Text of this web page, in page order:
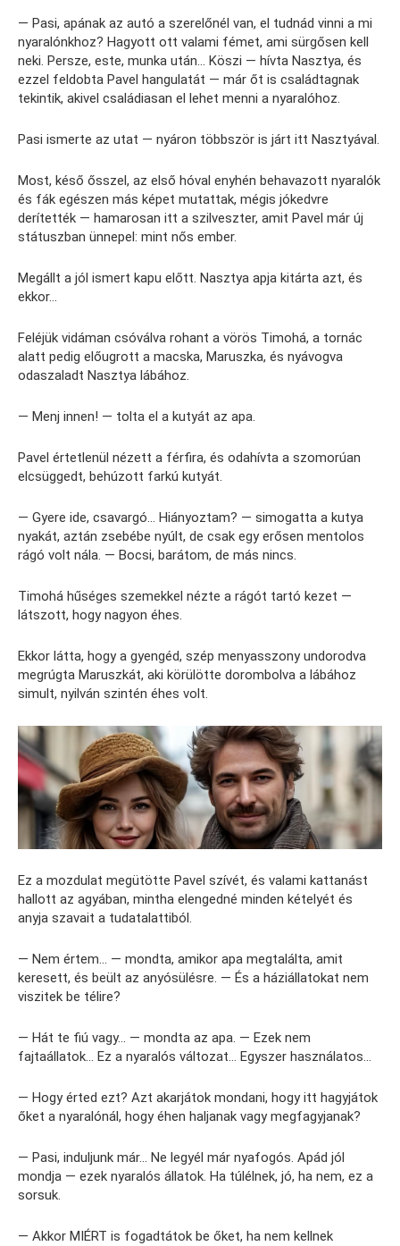
— Pasi, apának az autó a szerelőnél van, el tudnád vinni a mi
nyaralónkhoz? Hagyott ott valami fémet, ami sürgősen kell
neki. Persze, este, munka után… Köszi — hívta Nasztya, és
ezzel feldobta Pavel hangulatát — már őt is családtagnak
tekintik, akivel családiasan el lehet menni a nyaralóhoz.
Pasi ismerte az utat — nyáron többször is járt itt Nasztyával.
Most, késő ősszel, az első hóval enyhén behavazott nyaralók
és fák egészen más képet mutattak, mégis jókedvre
derítették — hamarosan itt a szilveszter, amit Pavel már új
státuszban ünnepel: mint nős ember.
Megállt a jól ismert kapu előtt. Nasztya apja kitárta azt, és
ekkor…
Feléjük vidáman csóválva rohant a vörös Timohá, a tornác
alatt pedig előugrott a macska, Maruszka, és nyávogva
odaszaladt Nasztya lábához.
— Menj innen! — tolta el a kutyát az apa.
Pavel értetlenül nézett a férfira, és odahívta a szomorúan
elcsüggedt, behúzott farkú kutyát.
— Gyere ide, csavargó… Hiányoztam? — simogatta a kutya
nyakát, aztán zsebébe nyúlt, de csak egy erősen mentolos
rágó volt nála. — Bocsi, barátom, de más nincs.
Timohá hűséges szemekkel nézte a rágót tartó kezet —
látszott, hogy nagyon éhes.
Ekkor látta, hogy a gyengéd, szép menyasszony undorodva
megrúgta Maruszkát, aki körülötte dorombolva a lábához
simult, nyilván szintén éhes volt.
Ez a mozdulat megütötte Pavel szívét, és valami kattanást
hallott az agyában, mintha elengedné minden kételyét és
anyja szavait a tudatalattiból.
— Nem értem… — mondta, amikor apa megtalálta, amit
keresett, és beült az anyósülésre. — És a háziállatokat nem
viszitek be télire?
— Hát te fiú vagy… — mondta az apa. — Ezek nem
fajtaállatok… Ez a nyaralós változat… Egyszer használatos…
— Hogy érted ezt? Azt akarjátok mondani, hogy itt hagyjátok
őket a nyaralónál, hogy éhen haljanak vagy megfagyjanak?
— Pasi, induljunk már… Ne legyél már nyafogós. Apád jól
mondja — ezek nyaralós állatok. Ha túlélnek, jó, ha nem, ez a
sorsuk.
— Akkor MIÉRT is fogadtátok be őket, ha nem kellnek